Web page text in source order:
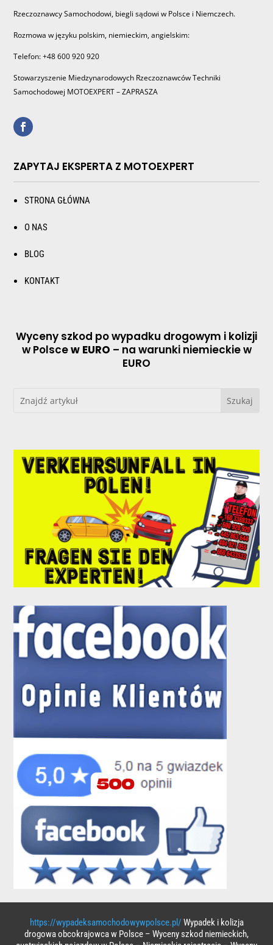
Rzeczoznawcy Samochodowi, biegli sądowi w Polsce i Niemczech.
Rozmowa w języku polskim, niemieckim, angielskim:
Telefon: +48 600 920 920
Stowarzyszenie Miedzynarodowych Rzeczoznawców Techniki
Samochodowej MOTOEXPERT – ZAPRASZA
ZAPYTAJ EKSPERTA Z MOTOEXPERT
STRONA GŁÓWNA
O NAS
BLOG
KONTAKT
Wyceny szkod po wypadku drogowym i kolizji
w Polscew EURO – na warunki niemieckie w
EURO
https://wypadeksamochodowywpolsce.pl/ Wypadek i kolizja
drogowa obcokrajowca w Polsce – Wyceny szkod niemieckich,